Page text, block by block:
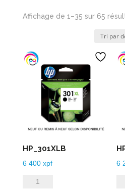
Affichage de 1–35 sur 65
HP_301XLB
6 400 xpf
quantité
6